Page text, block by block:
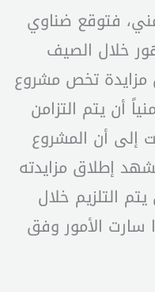
فتوقع ضناوي
خلال الصيف
مزايدة تخص مشروع
أن يتم التزامن
إلى أن المشروع
إطلاق مزايدته
التلزيم خلال
الأول منعام 2027 إذا سارت الأمور وفق